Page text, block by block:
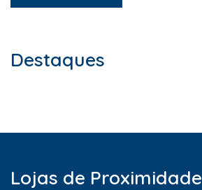
Destaques
Lojas de Proximidade